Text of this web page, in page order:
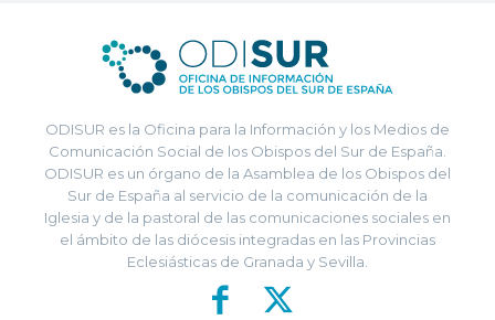
ODISUR es la Oficina para la Información y los Medios de
Comunicación Social de los Obispos del Sur de España.
ODISUR es un órgano de la Asamblea de los Obispos del
Sur de España al servicio de la comunicación de la
Iglesia y de la pastoral de las comunicaciones sociales en
el ámbito de las diócesis integradas en las Provincias
Eclesiásticas de Granada y Sevilla.